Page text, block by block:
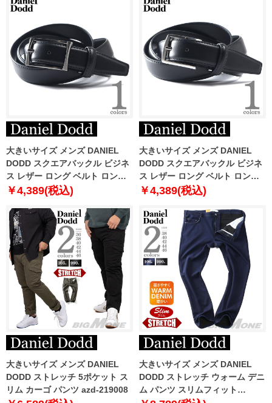
大きいサイズ メンズ DANIEL
DODD スクエアバックル ビジネ
ス レザー ロング ベルト ロング
サイズ azbl-259003
￥4,389(税込)
大きいサイズ メンズ DANIEL
DODD スクエアバックル ビジネ
ス レザー ロング ベルト ロング
サイズ azbl-259006
￥4,389(税込)
大きいサイズ メンズ DANIEL
DODD ストレッチ 5ポケット ス
リム カーゴ パンツ azd-219008
大きいサイズ メンズ DANIEL
DODD ストレッチ ウォーム デニ
ム パンツ スリムフィット